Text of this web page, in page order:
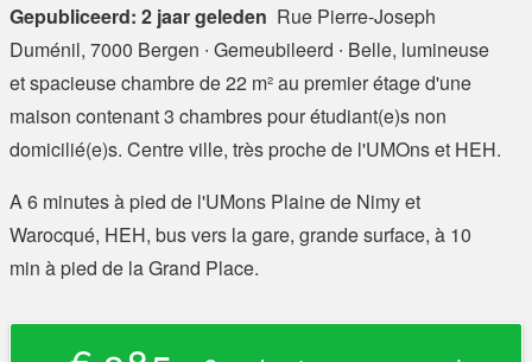
Gepubliceerd: 2 jaar geleden Rue Pierre-Joseph
Duménil, 7000 Bergen ∙ Gemeubileerd ∙ Belle, lumineuse
et spacieuse chambre de 22 m² au premier étage d'une
maison contenant 3 chambres pour étudiant(e)s non
domicilié(e)s. Centre ville, très proche de l'UMOns et HEH.
A 6 minutes à pied de l'UMons Plaine de Nimy et
Warocqué, HEH, bus vers la gare, grande surface, à 10
min à pied de la Grand Place.